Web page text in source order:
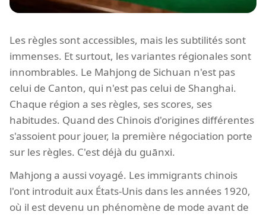
Les règles sont accessibles, mais les subtilités sont
immenses. Et surtout, les variantes régionales sont
innombrables. Le Mahjong de Sichuan n'est pas
celui de Canton, qui n'est pas celui de Shanghai.
Chaque région a ses règles, ses scores, ses
habitudes. Quand des Chinois d'origines différentes
s'assoient pour jouer, la première négociation porte
sur les règles. C'est déjà du guānxi.
Mahjong a aussi voyagé. Les immigrants chinois
l'ont introduit aux États-Unis dans les années 1920,
où il est devenu un phénomène de mode avant de